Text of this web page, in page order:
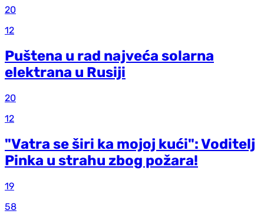
20
12
Puštena u rad najveća solarna
elektrana u Rusiji
20
12
"Vatra se širi ka mojoj kući": Voditelj
Pinka u strahu zbog požara!
19
58